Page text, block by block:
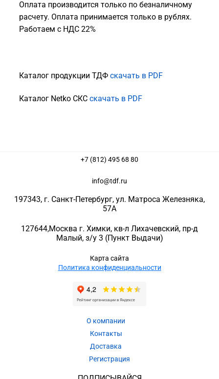
Оплата производится только по безналичному
расчету. Оплата принимается только в рублях.
Работаем с НДС 22%
Каталог продукции ТДФ скачать в PDF
Каталог Netko СКС скачать в PDF
+7 (812) 495 68 80
info@tdf.ru
197343, г. Санкт-Петербург, ул. Матроса Железняка,
57A
127644,Москва г. Химки, кв-л Лихачевский, пр-д
Малый, з/у 3 (Пункт Выдачи)
Карта сайта
Политика конфиденциальности
О компании
Контакты
Доставка
Регистрация